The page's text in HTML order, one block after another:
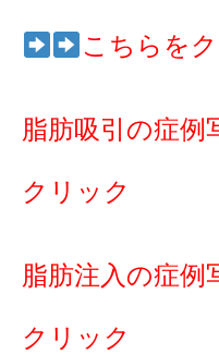
こちらを
脂肪吸引の症例
クリック
脂肪注入の症例
クリック